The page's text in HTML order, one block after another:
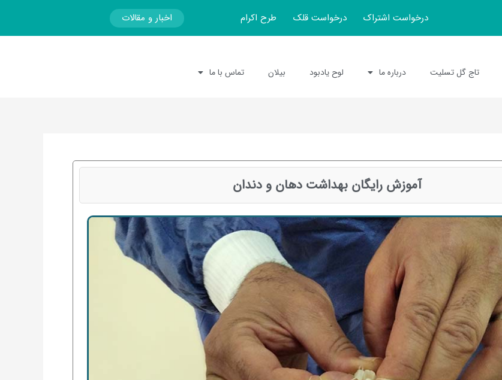
درخواست اشتراک درخواست قلک طرح اکرام اخبار و مقالات
تاج گل تسلیت درباره ما لوح یادبود بیلان تماس با ما
آموزش رایگان بهداشت دهان و دندان